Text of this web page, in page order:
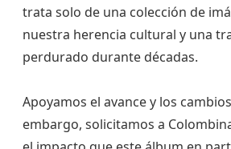
trata solo de una colección de
nuestra herencia cultural y una
perdurado durante décadas.
Apoyamos el avance y los
embargo, solicitamos a